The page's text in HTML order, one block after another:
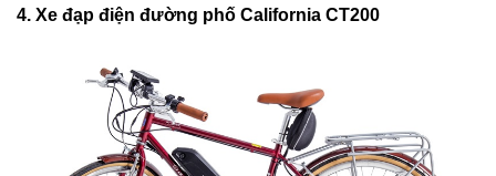
4. Xe đạp điện đường phố California CT200